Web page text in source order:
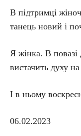
В підтримці
танець новий і
Я жінка. В повазі
вистачить духу
І в ньому
06.02.2023